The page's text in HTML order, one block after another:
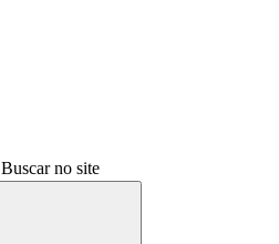
Buscar no site